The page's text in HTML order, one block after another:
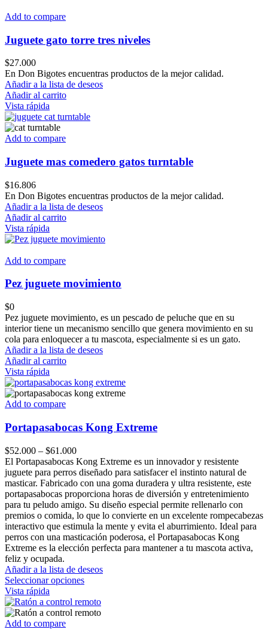
Add to compare
Juguete gato torre tres niveles
$27.000
En Don Bigotes encuentras productos de la mejor calidad.
Añadir a la lista de deseos
Añadir al carrito
Vista rápida
Add to compare
Juguete mas comedero gatos turntable
$16.806
En Don Bigotes encuentras productos de la mejor calidad.
Añadir a la lista de deseos
Añadir al carrito
Vista rápida
Add to compare
Pez juguete movimiento
$0
Pez juguete movimiento, es un pescado de peluche que en su
interior tiene un mecanismo sencillo que genera movimiento en su
cola para enloquecer a tu mascota, especialmente si es un gato.
Añadir a la lista de deseos
Añadir al carrito
Vista rápida
Add to compare
Portapasabocas Kong Extreme
$52.000 – $61.000Price
range:
$52.000
through
$61.000
El Portapasabocas Kong Extreme es un innovador y resistente
juguete para perros diseñado para satisfacer el instinto natural de
masticar. Fabricado con una goma duradera y ultra resistente, este
portapasabocas proporciona horas de diversión y entretenimiento
para tu peludo amigo. Su diseño especial permite rellenarlo con
premios o comida, lo que lo convierte en un excelente rompecabezas
interactivo que estimula la mente y evita el aburrimiento. Ideal para
perros con una masticación poderosa, el Portapasabocas Kong
Extreme es la elección perfecta para mantener a tu mascota activa,
feliz y ocupada.
Añadir a la lista de deseos
Seleccionar opcionesEste
tiene
múltiples
Vista rápida
Add to compare